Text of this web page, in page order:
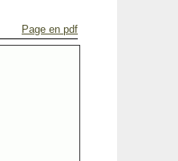
Page en pdf